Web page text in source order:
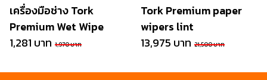
เครื่องมือช่าง Tork
Premium Wet Wipe
1,281 บาท 1,970 บาท
Tork Premium paper
wipers lint
13,975 บาท 21,500 บาท